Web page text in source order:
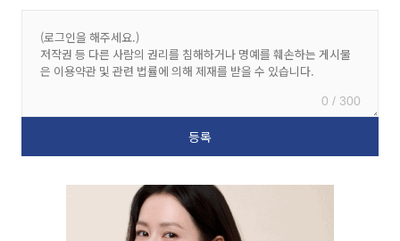
0 / 300